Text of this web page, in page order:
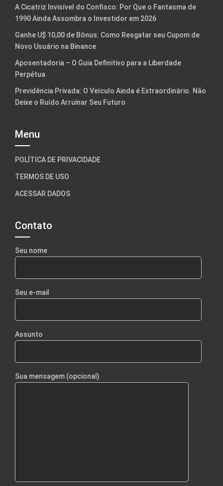
A Cicatriz Invisível do Confisco: Por Que o Fantasma de
1990 Ainda Assombra o Investidor em 2026
Ganhe U$ 10,00 de Bônus: Como Resgatar seu Cupom de
Novo Usuário na Binance
Aposentadoria – O Guia Definitivo para a Liberdade
Perpétua
Previdência Privada: O Veículo Ainda é Extraordinário. Não
Deixe o Ruído Arruinar Seu Futuro
Menu
POLÍTICA DE PRIVACIDADE
TERMOS DE USO
ACESSAR DADOS
Contato
Seu nome
Seu e-mail
Assunto
Sua mensagem (opcional)